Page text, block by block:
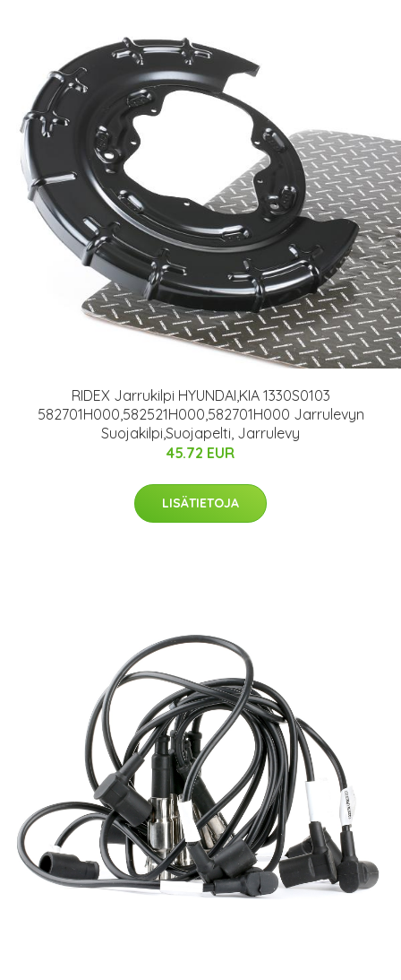
RIDEX Jarrukilpi HYUNDAI,KIA 1330S0103
582701H000,582521H000,582701H000 Jarrulevyn
Suojakilpi,Suojapelti, Jarrulevy
45.72 EUR
LISÄTIETOJA